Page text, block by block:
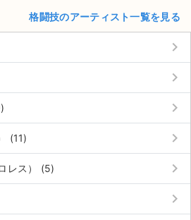
格闘技のアーティスト一覧を見る
keyboard_arrow_right
keyboard_arrow_right
keyboard_arrow_right
(11) keyboard_arrow_right
レス） (5) keyboard_arrow_right
keyboard_arrow_right